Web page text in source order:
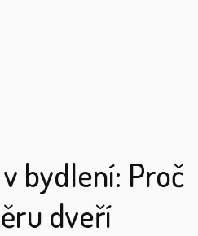
bydlení: Proč
dveří